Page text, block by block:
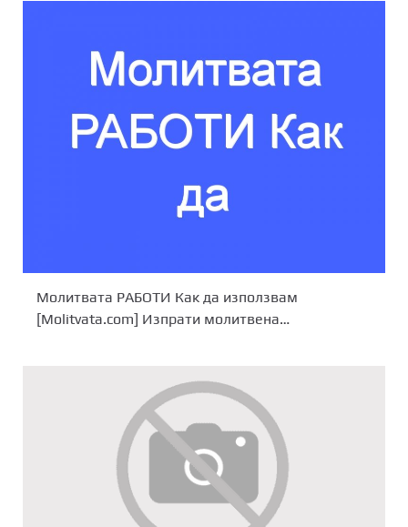
Молитвата РАБОТИ Как да използвам
[Molitvata.com] Изпрати молитвена…